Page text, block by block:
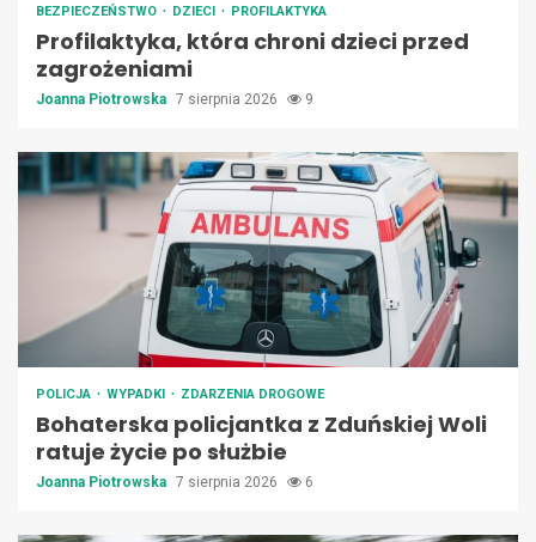
BEZPIECZEŃSTWO DZIECI PROFILAKTYKA
Profilaktyka, która chroni dzieci przed
zagrożeniami
Joanna Piotrowska 7 sierpnia 2026 9
POLICJA WYPADKI ZDARZENIA DROGOWE
Bohaterska policjantka z Zduńskiej Woli
ratuje życie po służbie
Joanna Piotrowska 7 sierpnia 2026 6